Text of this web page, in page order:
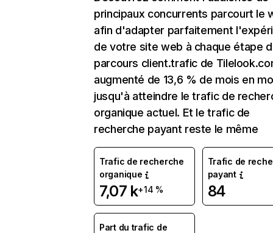
principaux concurrents parcourt le
afin d'adapter parfaitement
de votre site web à chaque étape
parcours client.trafic de
augmenté de 13,6 % de mois en
jusqu'à atteindre le trafic de
organique actuel. Et le trafic de
recherche payant reste le même
Trafic de recherche
organique
7,07 k+14 %
Trafic de
payant
84
Part du trafic de